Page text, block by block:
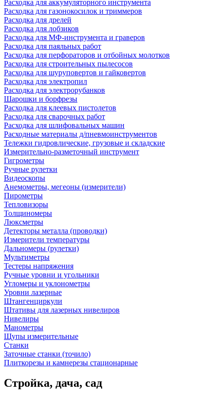
Расходка для аккумуляторного инструмента
Расходка для газонокосилок и триммеров
Расходка для дрелей
Расходка для лобзиков
Расходка для МФ-инструмента и граверов
Расходка для паяльных работ
Расходка для перфораторов и отбойных молотков
Расходка для строительных пылесоcов
Расходка для шуруповертов и гайковертов
Расходка для электропил
Расходка для электрорубанков
Шарошки и борфрезы
Расходка для клеевых пистолетов
Расходка для сварочных работ
Расходка для шлифовальных машин
Расходные материалы д/пневмоинструментов
Тележки гидровлические, грузовые и складские
Измерительно-разметочный инструмент
Гигрометры
Ручные рулетки
Видеоскопы
Анемометры, мегеоны (измерители)
Пирометры
Тепловизоры
Толщиномеры
Люксметры
Детекторы металла (проводки)
Измерители температуры
Дальномеры (рулетки)
Мультиметры
Тестеры напряжения
Ручные уровни и угольники
Угломеры и уклонометры
Уровни лазерные
Штангенциркули
Штативы для лазерных нивелиров
Нивелиры
Манометры
Щупы измерительные
Станки
Заточные станки (точило)
Плиткорезы и камнерезы стационарные
Стройка, дача, сад